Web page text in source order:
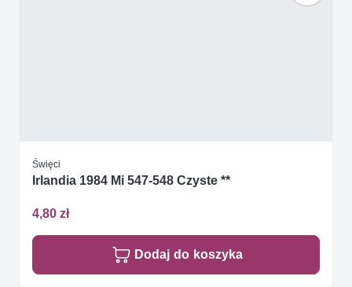
Święci
Irlandia 1984 Mi 547-548 Czyste **
4,80 zł
Dodaj do koszyka